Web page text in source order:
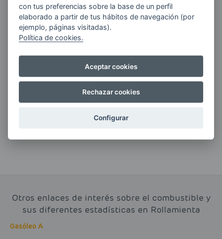
ENERGIAS por cualquier medio, incluido
electrónico.Más información
Si tienes alguna duda durante el
pedido escríbenos a:
contacto@clickgasoil.com
Otros enlaces de interés sobre el combustible y
sus diferentes estadísticas en Rollamienta
Gasóleo A
con tus preferencias sobre la base de un perfil
elaborado a partir de tus hábitos de navegación (por
ejemplo, páginas visitadas).
Política de cookies.
Aceptar cookies
Rechazar cookies
Configurar